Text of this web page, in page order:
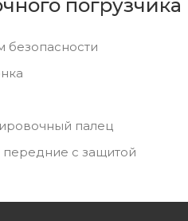
погрузчика
безопасности
палец
с защитой